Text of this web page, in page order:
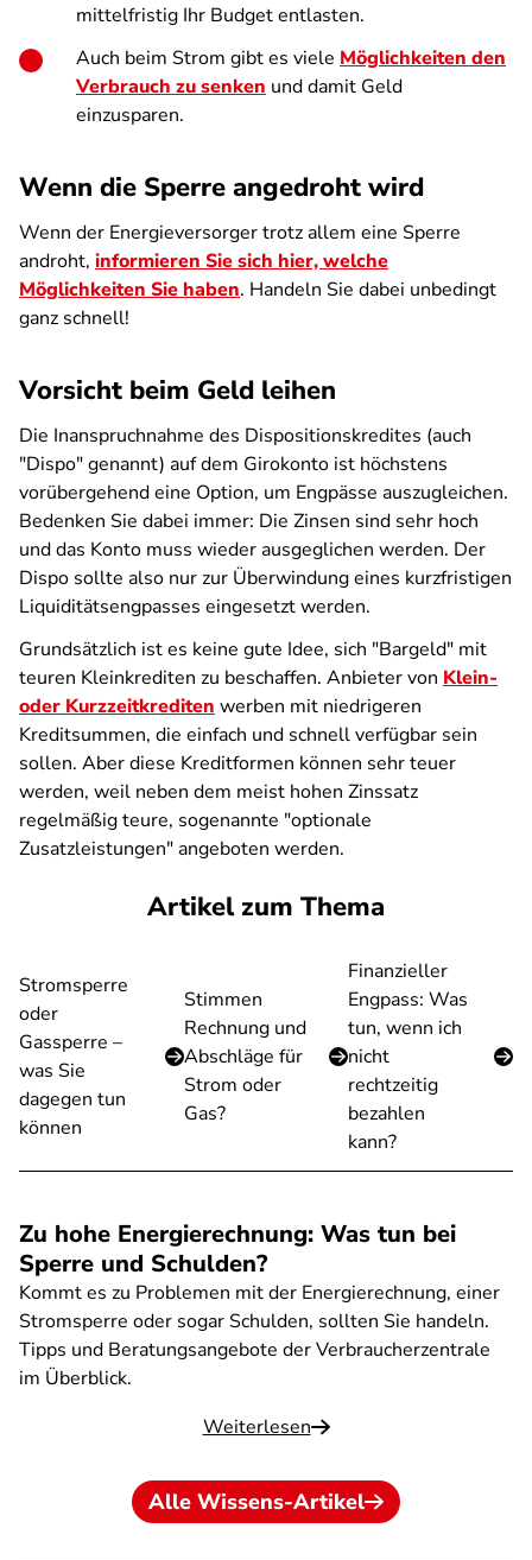
mittelfristig Ihr Budget entlasten.
Auch beim Strom gibt es viele Möglichkeiten den
Verbrauch zu senken und damit Geld
einzusparen.
Wenn die Sperre angedroht wird
Wenn der Energieversorger trotz allem eine Sperre
androht, informieren Sie sich hier, welche
Möglichkeiten Sie haben. Handeln Sie dabei unbedingt
ganz schnell!
Vorsicht beim Geld leihen
Die Inanspruchnahme des Dispositionskredites (auch
"Dispo" genannt) auf dem Girokonto ist höchstens
vorübergehend eine Option, um Engpässe auszugleichen.
Bedenken Sie dabei immer: Die Zinsen sind sehr hoch
und das Konto muss wieder ausgeglichen werden. Der
Dispo sollte also nur zur Überwindung eines kurzfristigen
Liquiditätsengpasses eingesetzt werden.
Grundsätzlich ist es keine gute Idee, sich "Bargeld" mit
teuren Kleinkrediten zu beschaffen. Anbieter von Klein-
oder Kurzzeitkrediten werben mit niedrigeren
Kreditsummen, die einfach und schnell verfügbar sein
sollen. Aber diese Kreditformen können sehr teuer
werden, weil neben dem meist hohen Zinssatz
regelmäßig teure, sogenannte "optionale
Zusatzleistungen" angeboten werden.
Artikel zum Thema
Stromsperre
oder
Gassperre –
was Sie
dagegen tun
können
Stimmen
Rechnung und
Abschläge für
Strom oder
Gas?
Finanzieller
Engpass: Was
tun, wenn ich
nicht
rechtzeitig
bezahlen
kann?
Zu hohe Energierechnung: Was tun bei
Sperre und Schulden?
Kommt es zu Problemen mit der Energierechnung, einer
Stromsperre oder sogar Schulden, sollten Sie handeln.
Tipps und Beratungsangebote der Verbraucherzentrale
im Überblick.
Weiterlesen
Alle Wissens-Artikel